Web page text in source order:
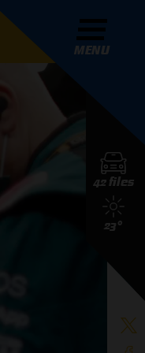
MENU
42 files
23°